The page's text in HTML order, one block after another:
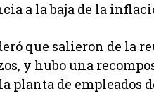
a la baja de la
que salieron de la
y hubo una
planta de empleados